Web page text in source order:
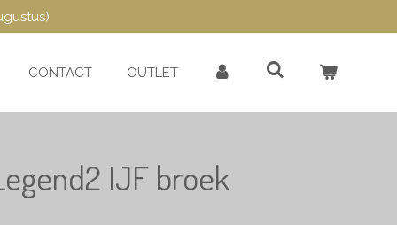
CONTACT OUTLET
IJF broek